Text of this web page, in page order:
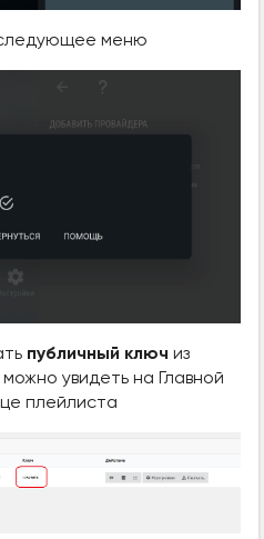
меню
публичный ключ из
можно увидеть на Главной
плейлиста